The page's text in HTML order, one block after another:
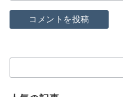
索：